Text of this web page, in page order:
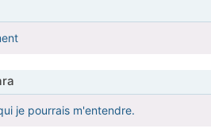
je pourrais m'entendre.